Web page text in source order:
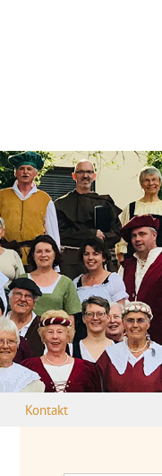
Kontakt